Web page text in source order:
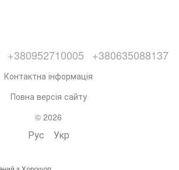
+380952710005 +380635088137
Контактна інформація
Повна версія сайту
© 2026
Рус Укр